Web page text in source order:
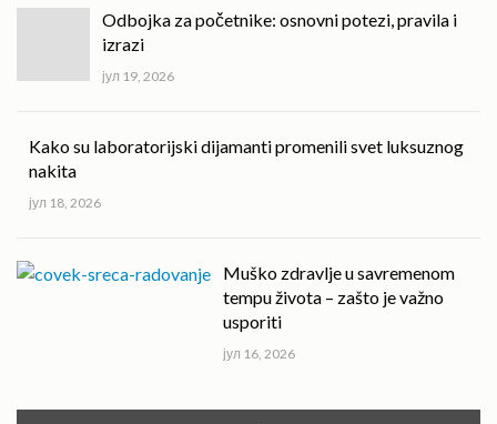
Odbojka za početnike: osnovni potezi, pravila i
izrazi
јул 19, 2026
Kako su laboratorijski dijamanti promenili svet luksuznog
nakita
јул 18, 2026
Muško zdravlje u savremenom
tempu života – zašto je važno
usporiti
јул 16, 2026